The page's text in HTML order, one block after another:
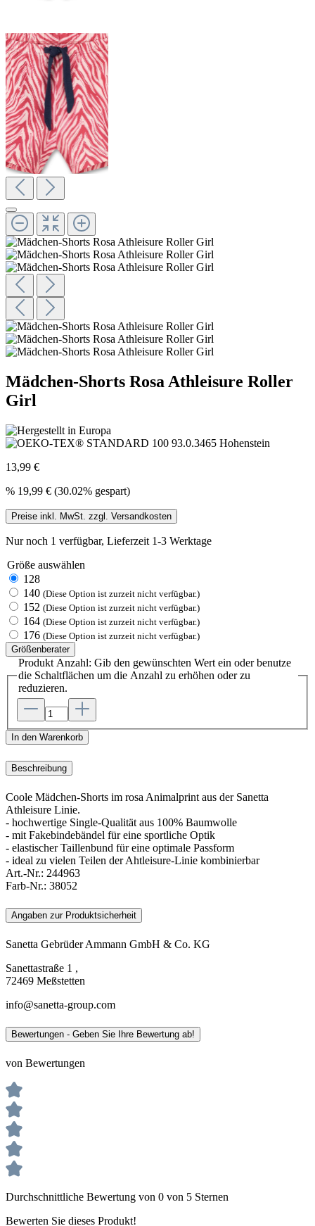
Mädchen-Shorts Rosa Athleisure Roller
Girl
13,99 €
% 19,99 € (30.02% gespart)
Preise inkl. MwSt. zzgl. Versandkosten
Nur noch 1 verfügbar, Lieferzeit 1-3 Werktage
Größe auswählen
128
140 (Diese Option ist zurzeit nicht verfügbar.)
152 (Diese Option ist zurzeit nicht verfügbar.)
164 (Diese Option ist zurzeit nicht verfügbar.)
176 (Diese Option ist zurzeit nicht verfügbar.)
Größenberater
Produkt Anzahl: Gib den gewünschten Wert ein oder benutze
die Schaltflächen um die Anzahl zu erhöhen oder zu
reduzieren.
In den Warenkorb
Beschreibung
Coole Mädchen-Shorts im rosa Animalprint aus der Sanetta
Athleisure Linie.
- hochwertige Single-Qualität aus 100% Baumwolle
- mit Fakebindebändel für eine sportliche Optik
- elastischer Taillenbund für eine optimale Passform
- ideal zu vielen Teilen der Ahtleisure-Linie kombinierbar
Art.-Nr.: 244963
Farb-Nr.: 38052
Angaben zur Produktsicherheit
Sanetta Gebrüder Ammann GmbH & Co. KG
Sanettastraße 1 ,
72469 Meßstetten
info@sanetta-group.com
Bewertungen - Geben Sie Ihre Bewertung ab!
von Bewertungen
Durchschnittliche Bewertung von 0 von 5 Sternen
Bewerten Sie dieses Produkt!